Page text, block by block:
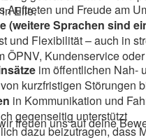
Eile.
Auftreten und Freude am
(weitere Sprachen sind
und Flexibilität – auch in
ÖPNV, Kundenservice
im öffentlichen Nah-
kurzfristigen Störungen
in Kommunikation und
gegenseitig unterstützt
dazu beizutragen, dass
freuen uns auf deine